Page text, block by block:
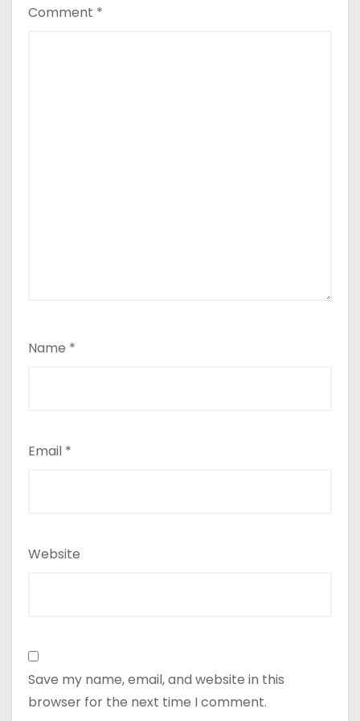
Comment *
Name *
Email *
Website
Save my name, email, and website in this
browser for the next time I comment.